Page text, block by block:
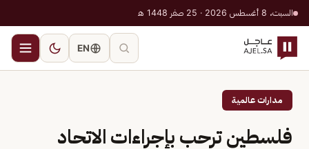
السبت، 8 أغسطس 2026 · 25 صفر 1448 هـ
EN
مدارات عالمية
فلسطين ترحب بإجراءات الاتحاد